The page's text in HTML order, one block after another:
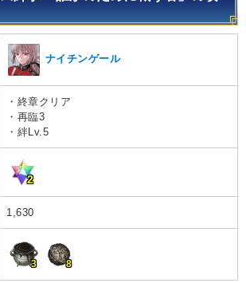
ナイチンゲール
・終章クリア
・再臨3
・絆Lv.5
2
1,630
3 8